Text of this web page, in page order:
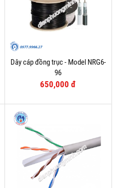
Dây cáp đồng trục - Model NRG6-
96
650,000 đ